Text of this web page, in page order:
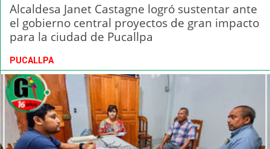
Alcaldesa Janet Castagne logró sustentar ante
el gobierno central proyectos de gran impacto
para la ciudad de Pucallpa
PUCALLPA